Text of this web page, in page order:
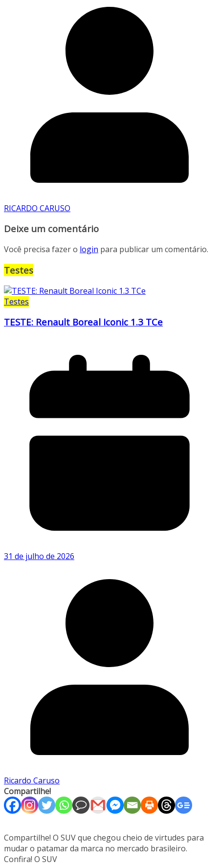
RICARDO CARUSO
Deixe um comentário
Você precisa fazer o login para publicar um comentário.
Testes
Testes
TESTE: Renault Boreal Iconic 1.3 TCe
31 de julho de 2026
Ricardo Caruso
Compartilhe!
Compartilhe! O SUV que chegou cheio de virtudes para
mudar o patamar da marca no mercado brasileiro.
Confira! O SUV